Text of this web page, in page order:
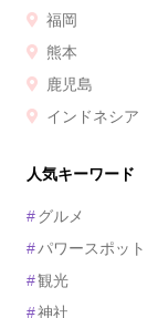
福岡
熊本
鹿児島
インドネシア
人気キーワード
#グルメ
#パワースポット
#観光
#神社